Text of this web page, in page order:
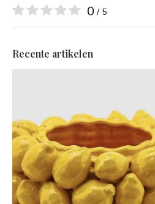
0 / 5
Recente artikelen